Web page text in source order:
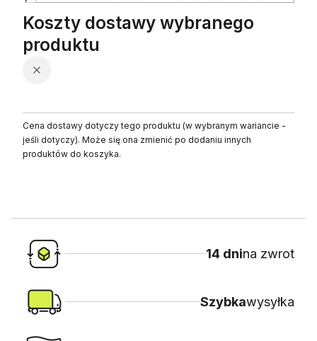
Koszty dostawy wybranego
produktu
Cena dostawy dotyczy tego produktu (w wybranym wariancie -
jeśli dotyczy). Może się ona zmienić po dodaniu innych
produktów do koszyka.
14 dnina zwrot
Szybkawysyłka